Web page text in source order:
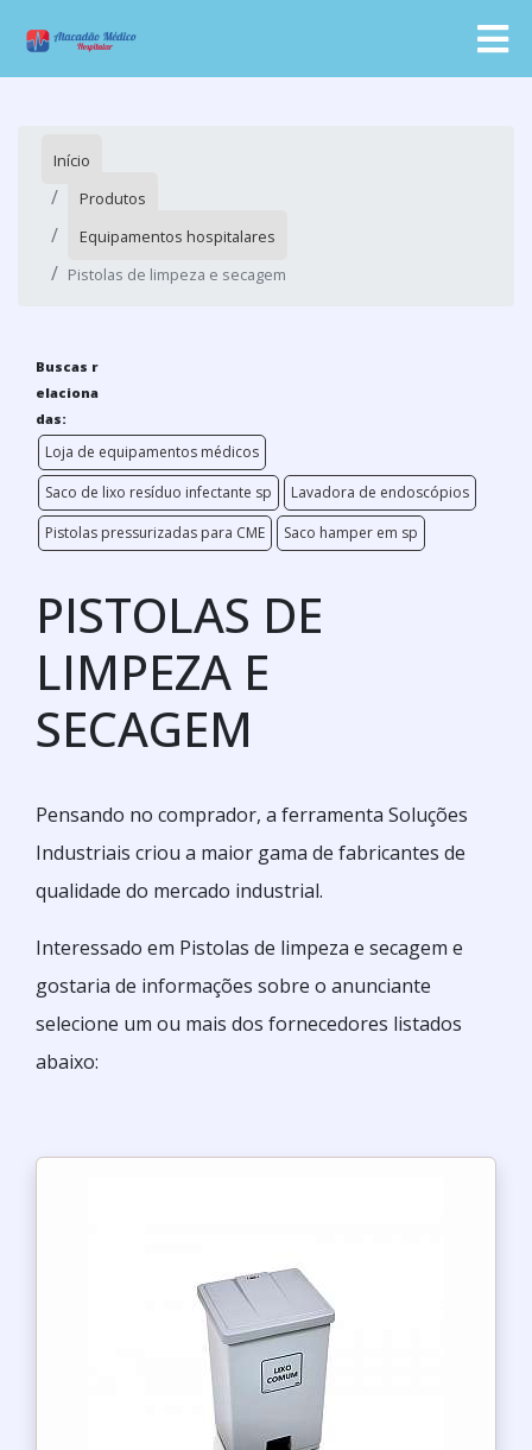
Início
Produtos
Equipamentos hospitalares
Pistolas de limpeza e secagem
Buscas r
elaciona
das:
Loja de equipamentos médicos
Saco de lixo resíduo infectante sp
Lavadora de endoscópios
Pistolas pressurizadas para CME
Saco hamper em sp
PISTOLAS DE
LIMPEZA E
SECAGEM
Pensando no comprador, a ferramenta Soluções
Industriais criou a maior gama de fabricantes de
qualidade do mercado industrial.
Interessado em Pistolas de limpeza e secagem e
gostaria de informações sobre o anunciante
selecione um ou mais dos fornecedores listados
abaixo: